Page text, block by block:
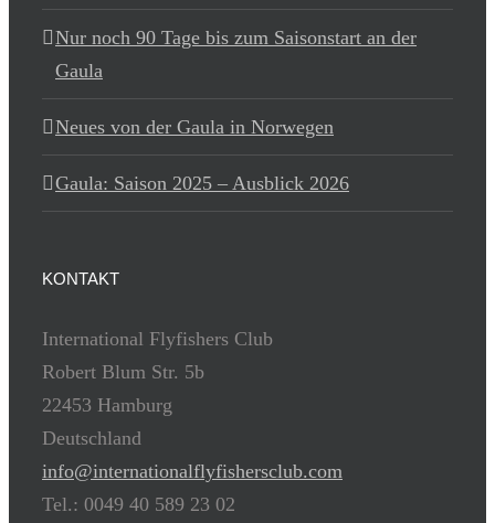
Nur noch 90 Tage bis zum Saisonstart an der
Gaula
Neues von der Gaula in Norwegen
Gaula: Saison 2025 – Ausblick 2026
KONTAKT
International Flyfishers Club
Robert Blum Str. 5b
22453 Hamburg
Deutschland
info@internationalflyfishersclub.com
Tel.: 0049 40 589 23 02